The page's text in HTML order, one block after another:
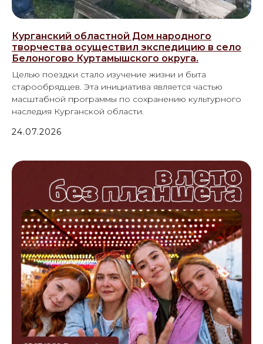
Курганский областной Дом народного
творчества осуществил экспедицию в село
Белоногово Куртамышского округа.
Целью поездки стало изучение жизни и быта
старообрядцев. Эта инициатива является частью
масштабной программы по сохранению культурного
наследия Курганской области.
24.07.2026